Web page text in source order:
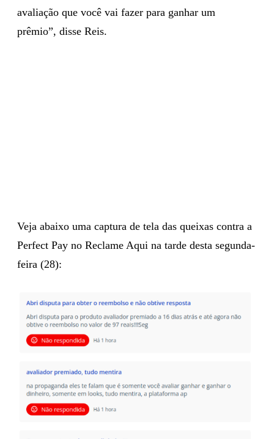
avaliação que você vai fazer para ganhar um
prêmio”, disse Reis.
Veja abaixo uma captura de tela das queixas contra a
Perfect Pay no Reclame Aqui na tarde desta segunda-
feira (28):